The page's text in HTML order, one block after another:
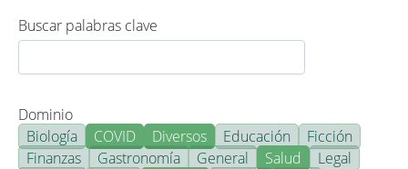
Buscar palabras clave
Dominio
Biología
COVID Diversos Educación
Ficción
Finanzas
Gastronomía General Salud
Legal